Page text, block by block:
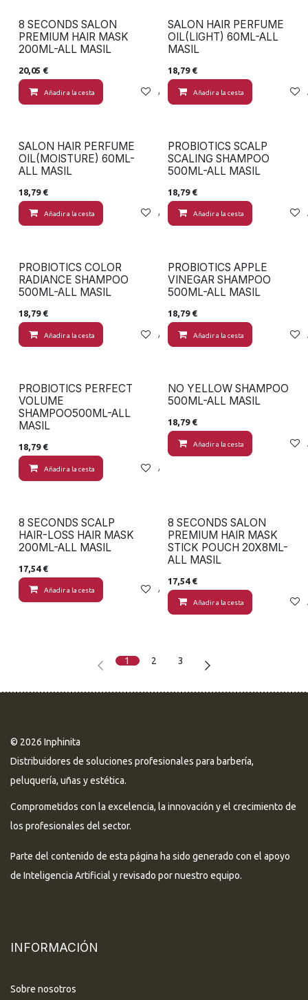
8 SECONDS SALON
PREMIUM HAIR MASK
200ML-ALL MASIL
20,05 €
Añadir a la cesta Añadir a lista de deseos
SALON HAIR PERFUME
OIL(LIGHT) 60ML-ALL
MASIL
18,79€
Añadir a la cesta
SALON HAIR PERFUME
OIL(MOISTURE) 60ML-
ALL MASIL
18,79€
Añadir a la cesta Añadir a lista de deseos
PROBIOTICS SCALP
SCALING SHAMPOO
500ML-ALL MASIL
18,79€
Añadir a la cesta
PROBIOTICS COLOR
RADIANCE SHAMPOO
500ML-ALL MASIL
18,79€
Añadir a la cesta Añadir a lista de deseos
PROBIOTICS APPLE
VINEGAR SHAMPOO
500ML-ALL MASIL
18,79€
Añadir a la cesta
PROBIOTICS PERFECT
VOLUME
SHAMPOO500ML-ALL
MASIL
18,79€
Añadir a la cesta Añadir a lista de deseos
NO YELLOW SHAMPOO
500ML-ALL MASIL
18,79€
Añadir a la cesta
8 SECONDS SCALP
HAIR-LOSS HAIR MASK
200ML-ALL MASIL
17,54€
Añadir a la cesta Añadir a lista de deseos
8 SECONDS SALON
PREMIUM HAIR MASK
STICK POUCH 20X8ML-
ALL MASIL
17,54€
Añadir a la cesta
1 2 3
© 2026 Inphinita
Distribuidores de soluciones profesionales para barbería,
peluquería, uñas y estética.
Comprometidos con la excelencia, la innovación y el crecimiento de
los profesionales del sector.
Parte del contenido de esta página ha sido generado con el apoyo
de Inteligencia Artificial y revisado por nuestro equipo.
INFORMACIÓN
Sobre nosotros